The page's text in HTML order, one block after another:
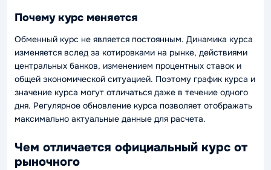
Почему курс меняется
Обменный курс не является постоянным. Динамика курса
изменяется вслед за котировками на рынке, действиями
центральных банков, изменением процентных ставок и
общей экономической ситуацией. Поэтому график курса и
значение курса могут отличаться даже в течение одного
дня. Регулярное обновление курса позволяет отображать
максимально актуальные данные для расчета.
Чем отличается официальный курс от
рыночного